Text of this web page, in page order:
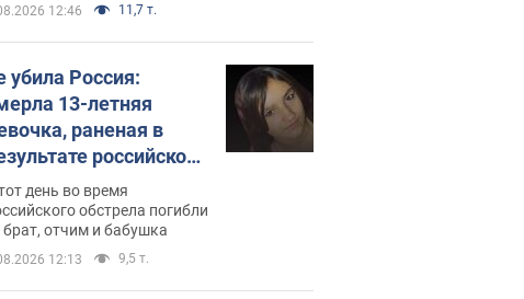
12:46 11,7 т.
убила Россия:
13-летняя
раненая в
российской
на Сумскую
Фото
день во время
обстрела погибли
брат, отчим и бабушка
12:13 9,5 т.